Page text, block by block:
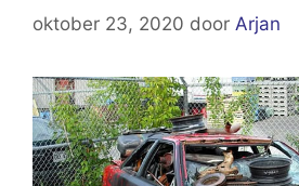
oktober 23, 2020 door Arjan